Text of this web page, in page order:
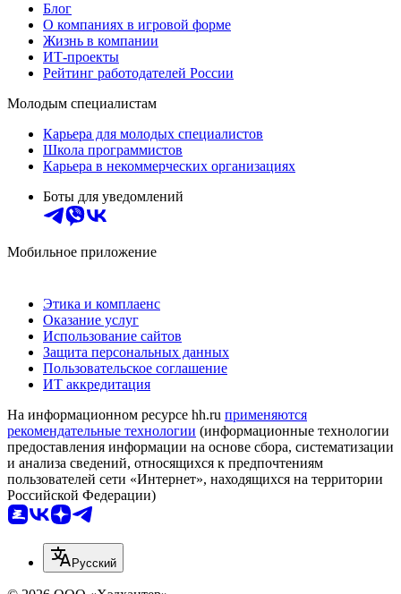
Блог
О компаниях в игровой форме
Жизнь в компании
ИТ-проекты
Рейтинг работодателей России
Молодым специалистам
Карьера для молодых специалистов
Школа программистов
Карьера в некоммерческих организациях
Боты для уведомлений
Мобильное приложение
Этика и комплаенс
Оказание услуг
Использование сайтов
Защита персональных данных
Пользовательское соглашение
ИТ аккредитация
На информационном ресурсе hh.ru применяются
рекомендательные технологии (информационные технологии
предоставления информации на основе сбора, систематизации
и анализа сведений, относящихся к предпочтениям
пользователей сети «Интернет», находящихся на территории
Российской Федерации)
Русский